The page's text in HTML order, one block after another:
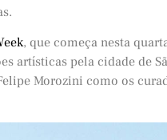
, que começa nesta
artísticas pela cidade de
Morozini como os